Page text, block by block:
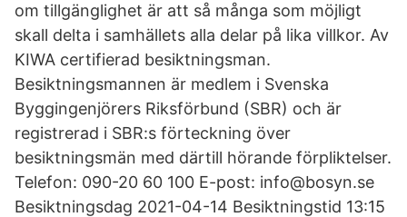
om tillgänglighet är att så många som möjligt
skall delta i samhällets alla delar på lika villkor. Av
KIWA certifierad besiktningsman.
Besiktningsmannen är medlem i Svenska
Byggingenjörers Riksförbund (SBR) och är
registrerad i SBR:s förteckning över
besiktningsmän med därtill hörande förpliktelser.
Telefon: 090-20 60 100 E-post: info@bosyn.se
Besiktningsdag 2021-04-14 Besiktningstid 13:15